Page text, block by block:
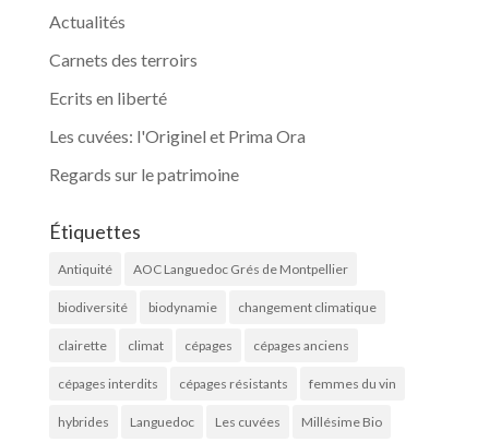
Actualités
Carnets des terroirs
Ecrits en liberté
Les cuvées: l'Originel et Prima Ora
Regards sur le patrimoine
Étiquettes
Antiquité AOC Languedoc Grés de Montpellier
biodiversité biodynamie changement climatique
clairette climat cépages cépages anciens
cépages interdits cépages résistants femmes du vin
hybrides Languedoc Les cuvées Millésime Bio